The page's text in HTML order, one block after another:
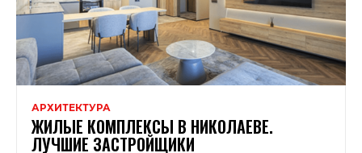
АРХИТЕКТУРА
ЖИЛЫЕ КОМПЛЕКСЫ В НИКОЛАЕВЕ.
ЛУЧШИЕ ЗАСТРОЙЩИКИ